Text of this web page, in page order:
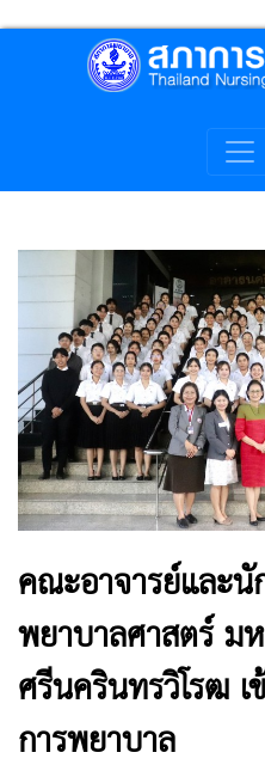
คณะอาจารย์และ
พยาบาลศาสตร์ ม
ศรีนครินทรวิโรฒ
การพยาบาล